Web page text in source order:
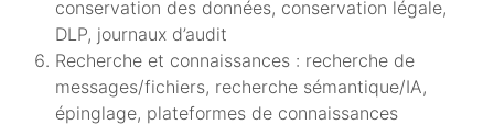
conservation des données, conservation légale,
DLP, journaux d’audit
Recherche et connaissances : recherche de
messages/fichiers, recherche sémantique/IA,
épinglage, plateformes de connaissances